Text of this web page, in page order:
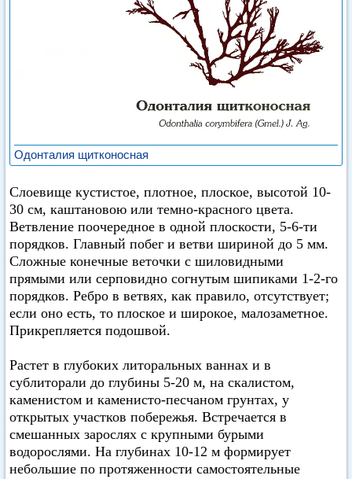
Одонталия щитконосная
Слоевище кустистое, плотное, плоское, высотой 10-
30 см, каштановою или темно-красного цвета.
Ветвление поочередное в одной плоскости, 5-6-ти
порядков. Главный побег и ветви шириной до 5 мм.
Сложные конечные веточки с шиловидными
прямыми или серповидно согнутым шипиками 1-2-го
порядков. Ребро в ветвях, как правило, отсутствует;
если оно есть, то плоское и широкое, малозаметное.
Прикрепляется подошвой.
Растет в глубоких литоральных ваннах и в
сублиторали до глубины 5-20 м, на скалистом,
каменистом и каменисто-песчаном грунтах, у
открытых участков побережья. Встречается в
смешанных зарослях с крупными бурыми
водорослями. На глубинах 10-12 м формирует
небольшие по протяженности самостоятельные